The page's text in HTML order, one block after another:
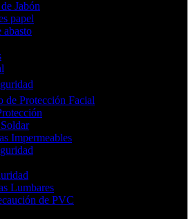
Jabón
papel
abasto
de Protección Facial
Impermeables
Lumbares
de PVC